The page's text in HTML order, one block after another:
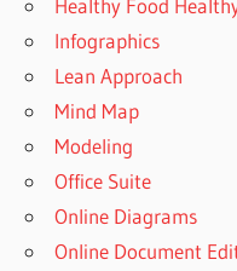
Healthy Food
Infographics
Lean Approach
Mind Map
Modeling
Office Suite
Online Diagrams
Online Document